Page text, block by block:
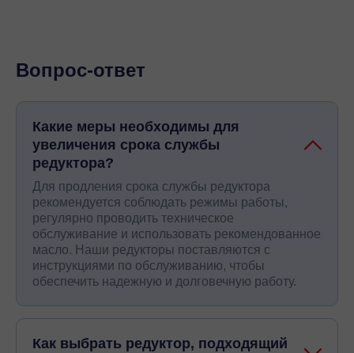
Вопрос-ответ
Какие меры необходимы для
увеличения срока службы
редуктора?
Для продления срока службы редуктора
рекомендуется соблюдать режимы работы,
регулярно проводить техническое
обслуживание и использовать рекомендованное
масло. Наши редукторы поставляются с
инструкциями по обслуживанию, чтобы
обеспечить надежную и долговечную работу.
Как выбрать редуктор, подходящий